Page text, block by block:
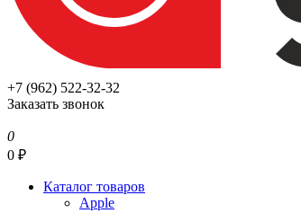
+7 (962) 522-32-32
Заказать звонок
0
0 ₽
Каталог товаров
Apple